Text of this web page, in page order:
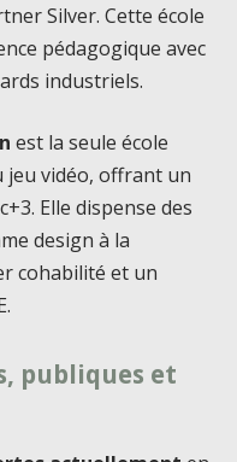
Silver. Cette école
pédagogique avec
industriels.
est la seule école
jeu vidéo, offrant un
Elle dispense des
design à la
cohabilité et un
publiques et